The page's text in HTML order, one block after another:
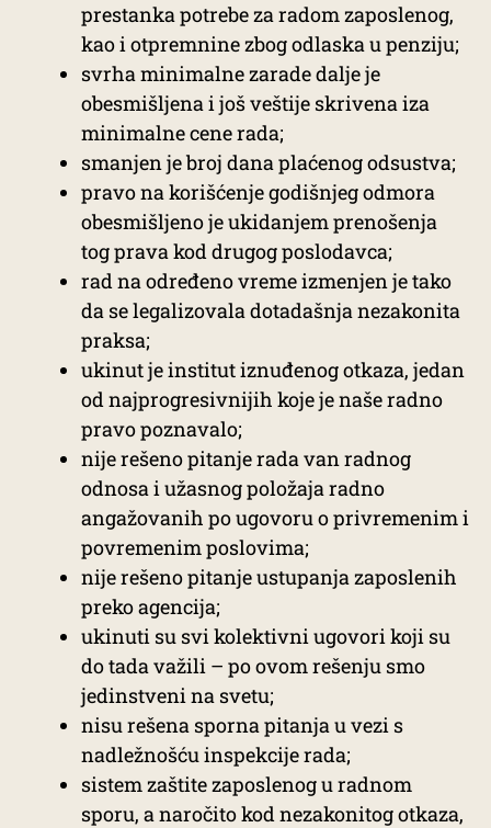
prestanka potrebe za radom zaposlenog,
kao i otpremnine zbog odlaska u penziju;
svrha minimalne zarade dalje je
obesmišljena i još veštije skrivena iza
minimalne cene rada;
smanjen je broj dana plaćenog odsustva;
pravo na korišćenje godišnjeg odmora
obesmišljeno je ukidanjem prenošenja
tog prava kod drugog poslodavca;
rad na određeno vreme izmenjen je tako
da se legalizovala dotadašnja nezakonita
praksa;
ukinut je institut iznuđenog otkaza, jedan
od najprogresivnijih koje je naše radno
pravo poznavalo;
nije rešeno pitanje rada van radnog
odnosa i užasnog položaja radno
angažovanih po ugovoru o privremenim i
povremenim poslovima;
nije rešeno pitanje ustupanja zaposlenih
preko agencija;
ukinuti su svi kolektivni ugovori koji su
do tada važili – po ovom rešenju smo
jedinstveni na svetu;
nisu rešena sporna pitanja u vezi s
nadležnošću inspekcije rada;
sistem zaštite zaposlenog u radnom
sporu, a naročito kod nezakonitog otkaza,